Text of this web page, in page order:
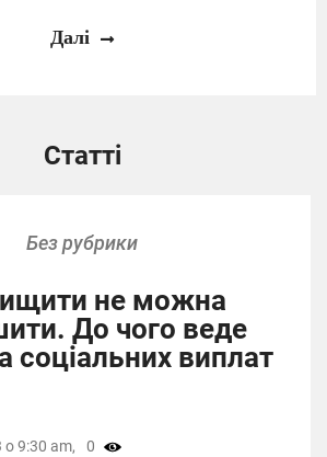
Далі
Статті
Без рубрики
не можна
До чого веде
соціальних виплат
9:30 am, 0